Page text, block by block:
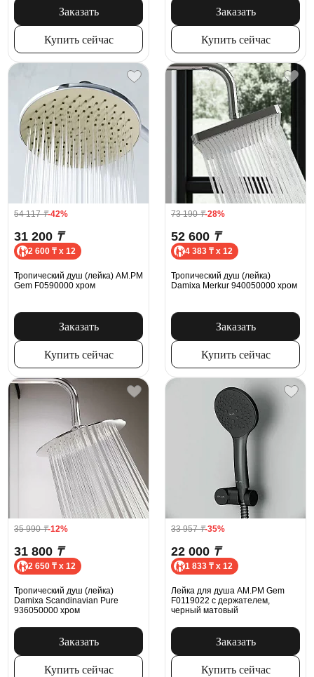
Заказать
Купить сейчас
Заказать
Купить сейчас
54 117₸-42%
31 200 ₸
2 600 ₸ x 12
Тропический душ (лейка) AM.PM
Gem F0590000 хром
Заказать
Купить сейчас
73 190₸-28%
52 600 ₸
4 383 ₸ x 12
Тропический душ (лейка)
Damixa Merkur 940050000 хром
Заказать
Купить сейчас
35 990₸-12%
31 800 ₸
2 650 ₸ x 12
Тропический душ (лейка)
Damixa Scandinavian Pure
936050000 хром
Заказать
Купить сейчас
33 957₸-35%
22 000 ₸
1 833 ₸ x 12
Лейка для душа AM.PM Gem
F0119022 с держателем,
черный матовый
Заказать
Купить сейчас